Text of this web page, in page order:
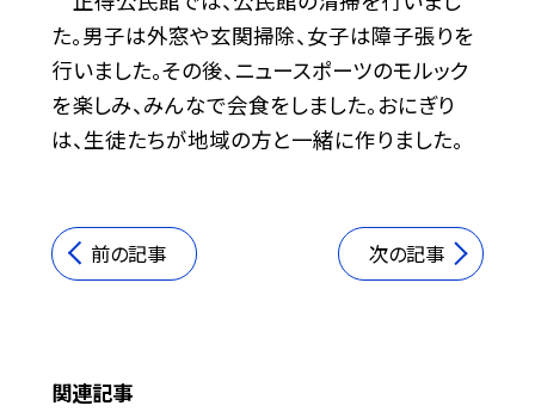
た。男子は外窓や玄関掃除、女子は障子張りを
行いました。その後、ニュースポーツのモルック
を楽しみ、みんなで会食をしました。おにぎり
は、生徒たちが地域の方と一緒に作りました。
前の記事 次の記事
関連記事